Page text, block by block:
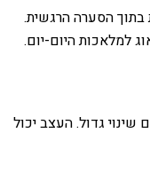
בתוך הסערה הרגשית.
למלאכות היום-יום.
גדול. העצב יכול